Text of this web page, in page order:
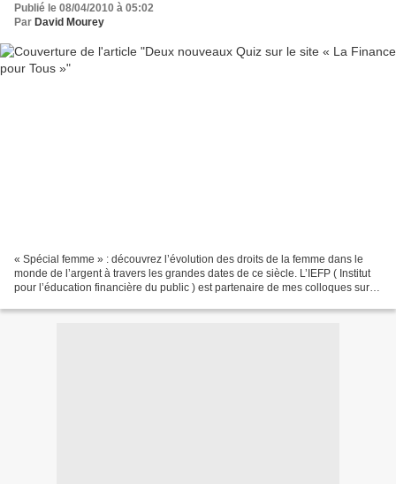
Publié le 08/04/2010 à 05:02
Par David Mourey
« Spécial femme » : découvrez l’évolution des droits de la femme dans le
monde de l’argent à travers les grandes dates de ce siècle. L’IEFP ( Institut
pour l’éducation financière du public ) est partenaire de mes colloques sur